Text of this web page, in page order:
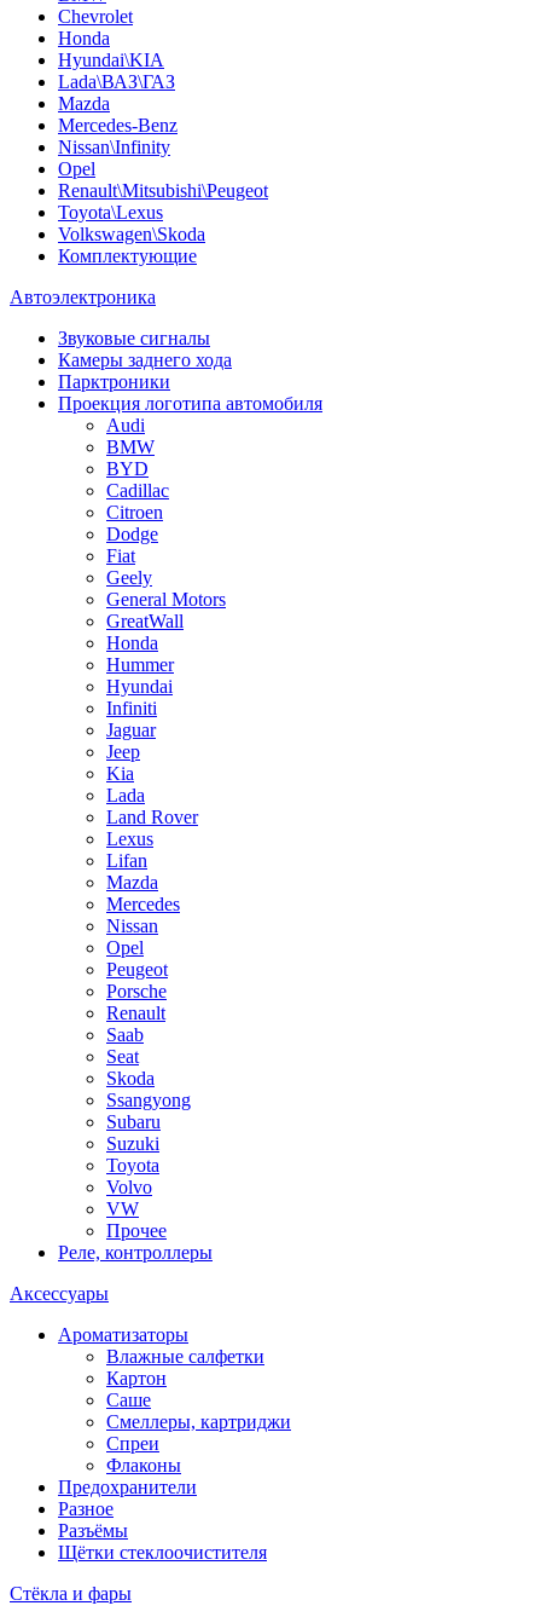
Chevrolet
Honda
Hyundai\KIA
Lada\ВАЗ\ГАЗ
Mazda
Mercedes-Benz
Nissan\Infinity
Opel
Renault\Mitsubishi\Peugeot
Toyota\Lexus
Volkswagen\Skoda
Комплектующие
Автоэлектроника
Звуковые сигналы
Камеры заднего хода
Парктроники
Проекция логотипа автомобиля
Audi
BMW
BYD
Cadillac
Citroen
Dodge
Fiat
Geely
General Motors
GreatWall
Honda
Hummer
Hyundai
Infiniti
Jaguar
Jeep
Kia
Lada
Land Rover
Lexus
Lifan
Mazda
Mercedes
Nissan
Opel
Peugeot
Porsche
Renault
Saab
Seat
Skoda
Ssangyong
Subaru
Suzuki
Toyota
Volvo
VW
Прочее
Реле, контроллеры
Аксессуары
Ароматизаторы
Влажные салфетки
Картон
Саше
Смеллеры, картриджи
Спреи
Флаконы
Предохранители
Разное
Разъёмы
Щётки стеклоочистителя
Стёкла и фары